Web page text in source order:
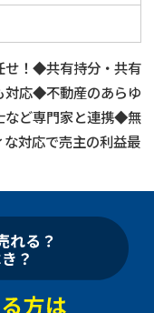
せ！◆共有持分・共有
対応◆不動産のあらゆ
など専門家と連携◆無
対応で売主の利益最